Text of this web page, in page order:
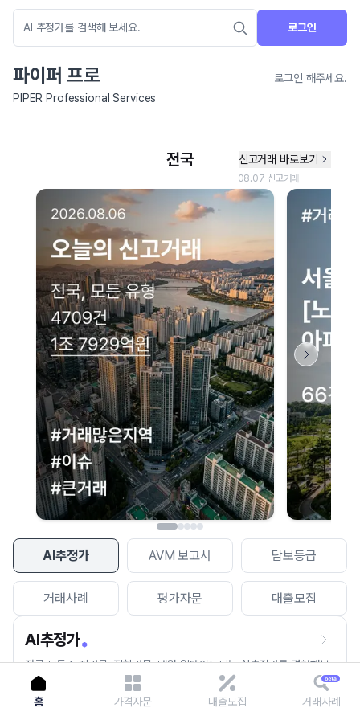
로그인
파이퍼 프로
로그인 해주세요.
PIPER Professional Services
AI추정가 AVM 보고서 담보등급
거래사례 평가자문 대출모집
AI추정가
전국 모든 토지건물, 집합건물, 매월 업데이트되는 AI추정가를 경험해보
세요.
네이버 지도 연결 안내
현재 네이버 지도 연결이 원활하지 않아 지도를 불러올 수 없습니다.
이용에 불편을 드려 죄송합니다.
다시 시도
홈 가격자문 대출모집 거래사례